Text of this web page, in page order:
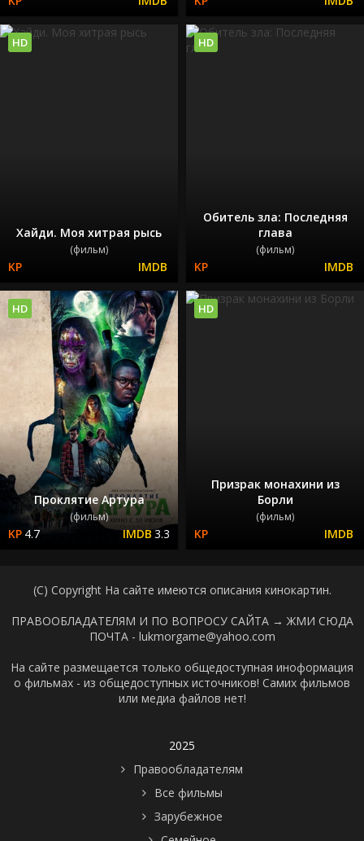
Хайди. Моя хитрая рысь
(фильм)
HD
Обитель зла: Последняя
глава
(фильм)
HD
Проклятие Артура
(фильм)
4.7 3.3
HD
Призрак монахини из
Борли
(фильм)
HD
(C) Copyright На сайте имеются описания кинокартин.
ПРАВООБЛАДАТЕЛЯМ И ПО ВОПРОСУ САЙТА → ЖМИ СЮДА
ПОЧТА - lukmorgame@yahoo.com
На сайте размещается только общедоступная иноформация
о фильмах - из общедоступных источников! Самих фильмов
или медиа файлов нет!
2025
Правообладателям
Все фильмы
Зарубежное